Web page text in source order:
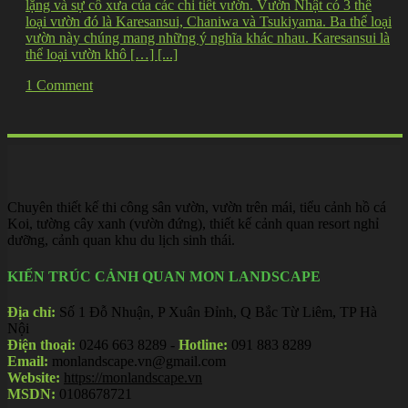
lặng và sự cổ xưa của các chi tiết vườn. Vườn Nhật có 3 thể
loại vườn đó là Karesansui, Chaniwa và Tsukiyama. Ba thể loại
vườn này chúng mang những ý nghĩa khác nhau. Karesansui là
thể loại vườn khô […] [...]
1 Comment
Chuyên thiết kế thi công sân vườn, vườn trên mái, tiểu cảnh hồ cá
Koi, tường cây xanh (vườn đứng), thiết kế cảnh quan resort nghỉ
dưỡng, cảnh quan khu du lịch sinh thái.
KIẾN TRÚC CẢNH QUAN MON LANDSCAPE
Địa chỉ: Số 1 Đỗ Nhuận, P Xuân Đỉnh, Q Bắc Từ Liêm, TP Hà
Nội
Điện thoại: 0246 663 8289 - Hotline: 091 883 8289
Email: monlandscape.vn@gmail.com
Website: https://monlandscape.vn
MSDN: 0108678721